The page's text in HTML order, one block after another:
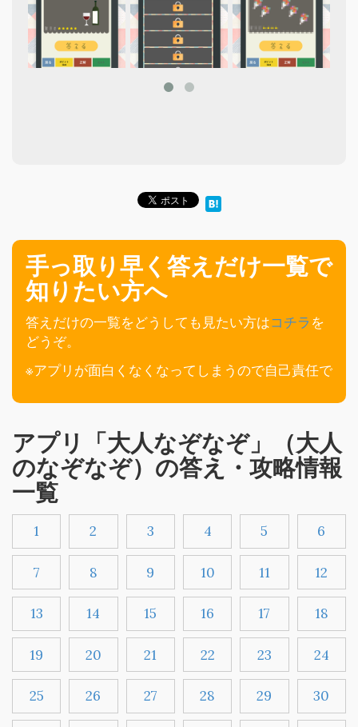
手っ取り早く答えだけ一覧で
知りたい方へ
答えだけの一覧をどうしても見たい方はコチラ を
どうぞ。
※アプリが面白くなくなってしまうので自己責任で
アプリ「大人なぞなぞ」（大人
のなぞなぞ）の答え・攻略情報
一覧
1 2 3 4 5 6
7 8 9 10 11 12
13 14 15 16 17 18
19 20 21 22 23 24
25 26 27 28 29 30